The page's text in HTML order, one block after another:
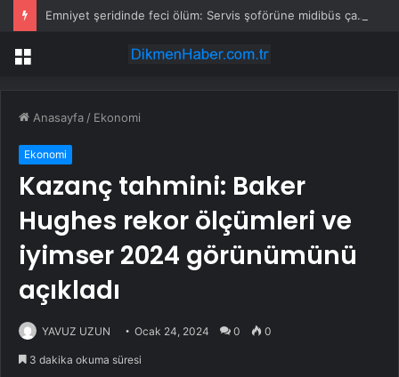
Emniyet şeridinde feci ölüm: Servis şoförüne midibüs çarptı
Menü
Anasayfa / Ekonomi
Ekonomi
Kazanç tahmini: Baker
Hughes rekor ölçümleri ve
iyimser 2024 görünümünü
açıkladı
YAVUZ UZUN Ocak 24, 2024 0 0
3 dakika okuma süresi